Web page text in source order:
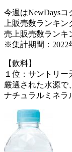
今週はNewDays
上販売数ランキン
売上販売数ランキ
※集計期間：2022
【飲料】
１位：サントリー
厳選された水源で
ナチュラルミネラ